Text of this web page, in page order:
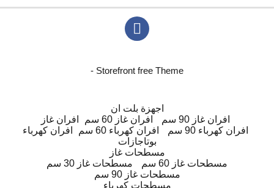
- Storefront free Theme
اجهزة بلت ان
افران غاز
افران غاز 60 سم
افران غاز 90 سم
افران كهرباء
افران كهرباء 60 سم
افران كهرباء 90 سم
بوتاجازات
مسطحات غاز
مسطحات غاز 30 سم
مسطحات غاز 60 سم
مسطحات غاز 90 سم
مسطحات كهرباء